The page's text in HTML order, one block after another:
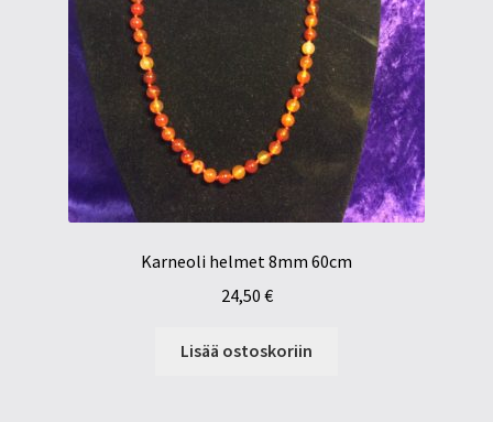
Karneoli helmet 8mm 60cm
24,50 €
Lisää ostoskoriin